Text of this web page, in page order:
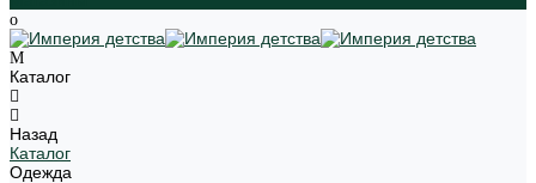
Каталог
Назад
Каталог
Одежда